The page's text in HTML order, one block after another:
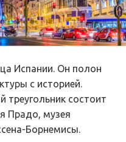
Испании. Он полон
с историей.
состоит
Прадо, музея
Борнемисы.